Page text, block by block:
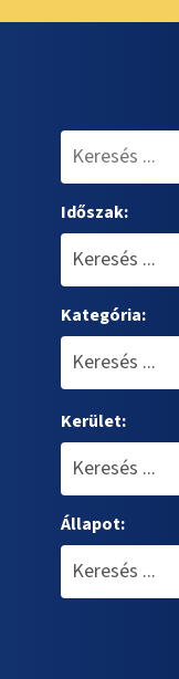
Időszak:
Kategória:
Kerület:
Állapot: